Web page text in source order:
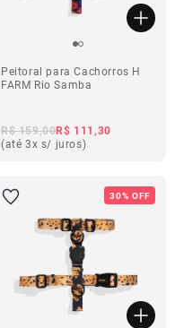
Peitoral para Cachorros H
FARM Rio Samba
R$ 159,00R$ 111,30
(até 3x s/ juros)
30% OFF